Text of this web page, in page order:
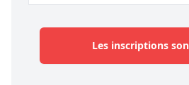
Les inscriptions